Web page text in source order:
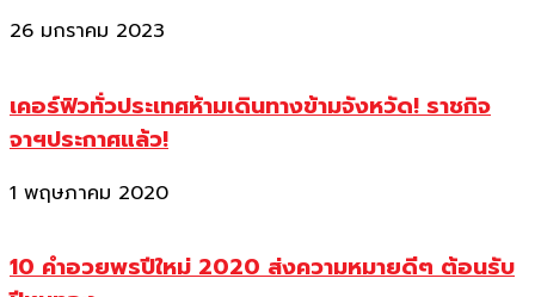
26 มกราคม 2023
เคอร์ฟิวทั่วประเทศห้ามเดินทางข้ามจังหวัด! ราชกิจ
จาฯประกาศแล้ว!
1 พฤษภาคม 2020
10 คำอวยพรปีใหม่ 2020 ส่งความหมายดีๆ ต้อนรับ